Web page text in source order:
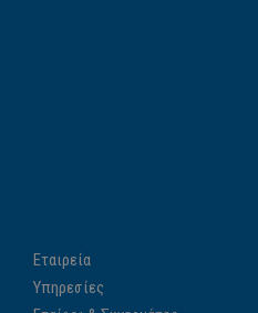
Εταιρεία
Υπηρεσίες